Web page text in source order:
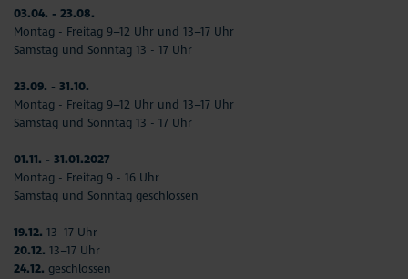
03.04. - 23.08.
Montag - Freitag 9–12 Uhr und 13–17 Uhr
Samstag und Sonntag 13 - 17 Uhr
23.09. - 31.10.
Montag - Freitag 9–12 Uhr und 13–17 Uhr
Samstag und Sonntag 13 - 17 Uhr
01.11. - 31.01.2027
Montag - Freitag 9 - 16 Uhr
Samstag und Sonntag geschlossen
19.12. 13–17 Uhr
20.12. 13–17 Uhr
24.12. geschlossen